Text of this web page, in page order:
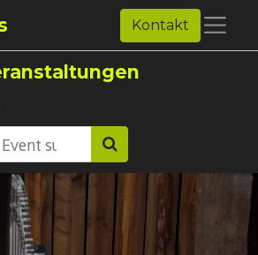
Kontakt